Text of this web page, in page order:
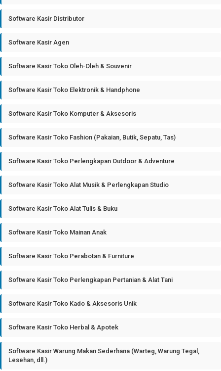
Software Kasir Distributor
Software Kasir Agen
Software Kasir Toko Oleh-Oleh & Souvenir
Software Kasir Toko Elektronik & Handphone
Software Kasir Toko Komputer & Aksesoris
Software Kasir Toko Fashion (Pakaian, Butik, Sepatu, Tas)
Software Kasir Toko Perlengkapan Outdoor & Adventure
Software Kasir Toko Alat Musik & Perlengkapan Studio
Software Kasir Toko Alat Tulis & Buku
Software Kasir Toko Mainan Anak
Software Kasir Toko Perabotan & Furniture
Software Kasir Toko Perlengkapan Pertanian & Alat Tani
Software Kasir Toko Kado & Aksesoris Unik
Software Kasir Toko Herbal & Apotek
Software Kasir Warung Makan Sederhana (Warteg, Warung Tegal,
Lesehan, dll.)